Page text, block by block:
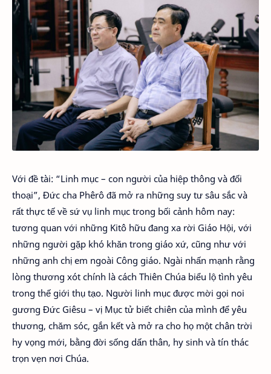
Với đề tài: “Linh mục – con người của hiệp thông và đối
thoại”, Đức cha Phêrô đã mở ra những suy tư sâu sắc và
rất thực tế về sứ vụ linh mục trong bối cảnh hôm nay:
tương quan với những Kitô hữu đang xa rời Giáo Hội, với
những người gặp khó khăn trong giáo xứ, cũng như với
những anh chị em ngoài Công giáo. Ngài nhấn mạnh rằng
lòng thương xót chính là cách Thiên Chúa biểu lộ tình yêu
trong thế giới thụ tạo. Người linh mục được mời gọi noi
gương Đức Giêsu – vị Mục tử biết chiên của mình để yêu
thương, chăm sóc, gắn kết và mở ra cho họ một chân trời
hy vọng mới, bằng đời sống dấn thân, hy sinh và tín thác
trọn vẹn nơi Chúa.